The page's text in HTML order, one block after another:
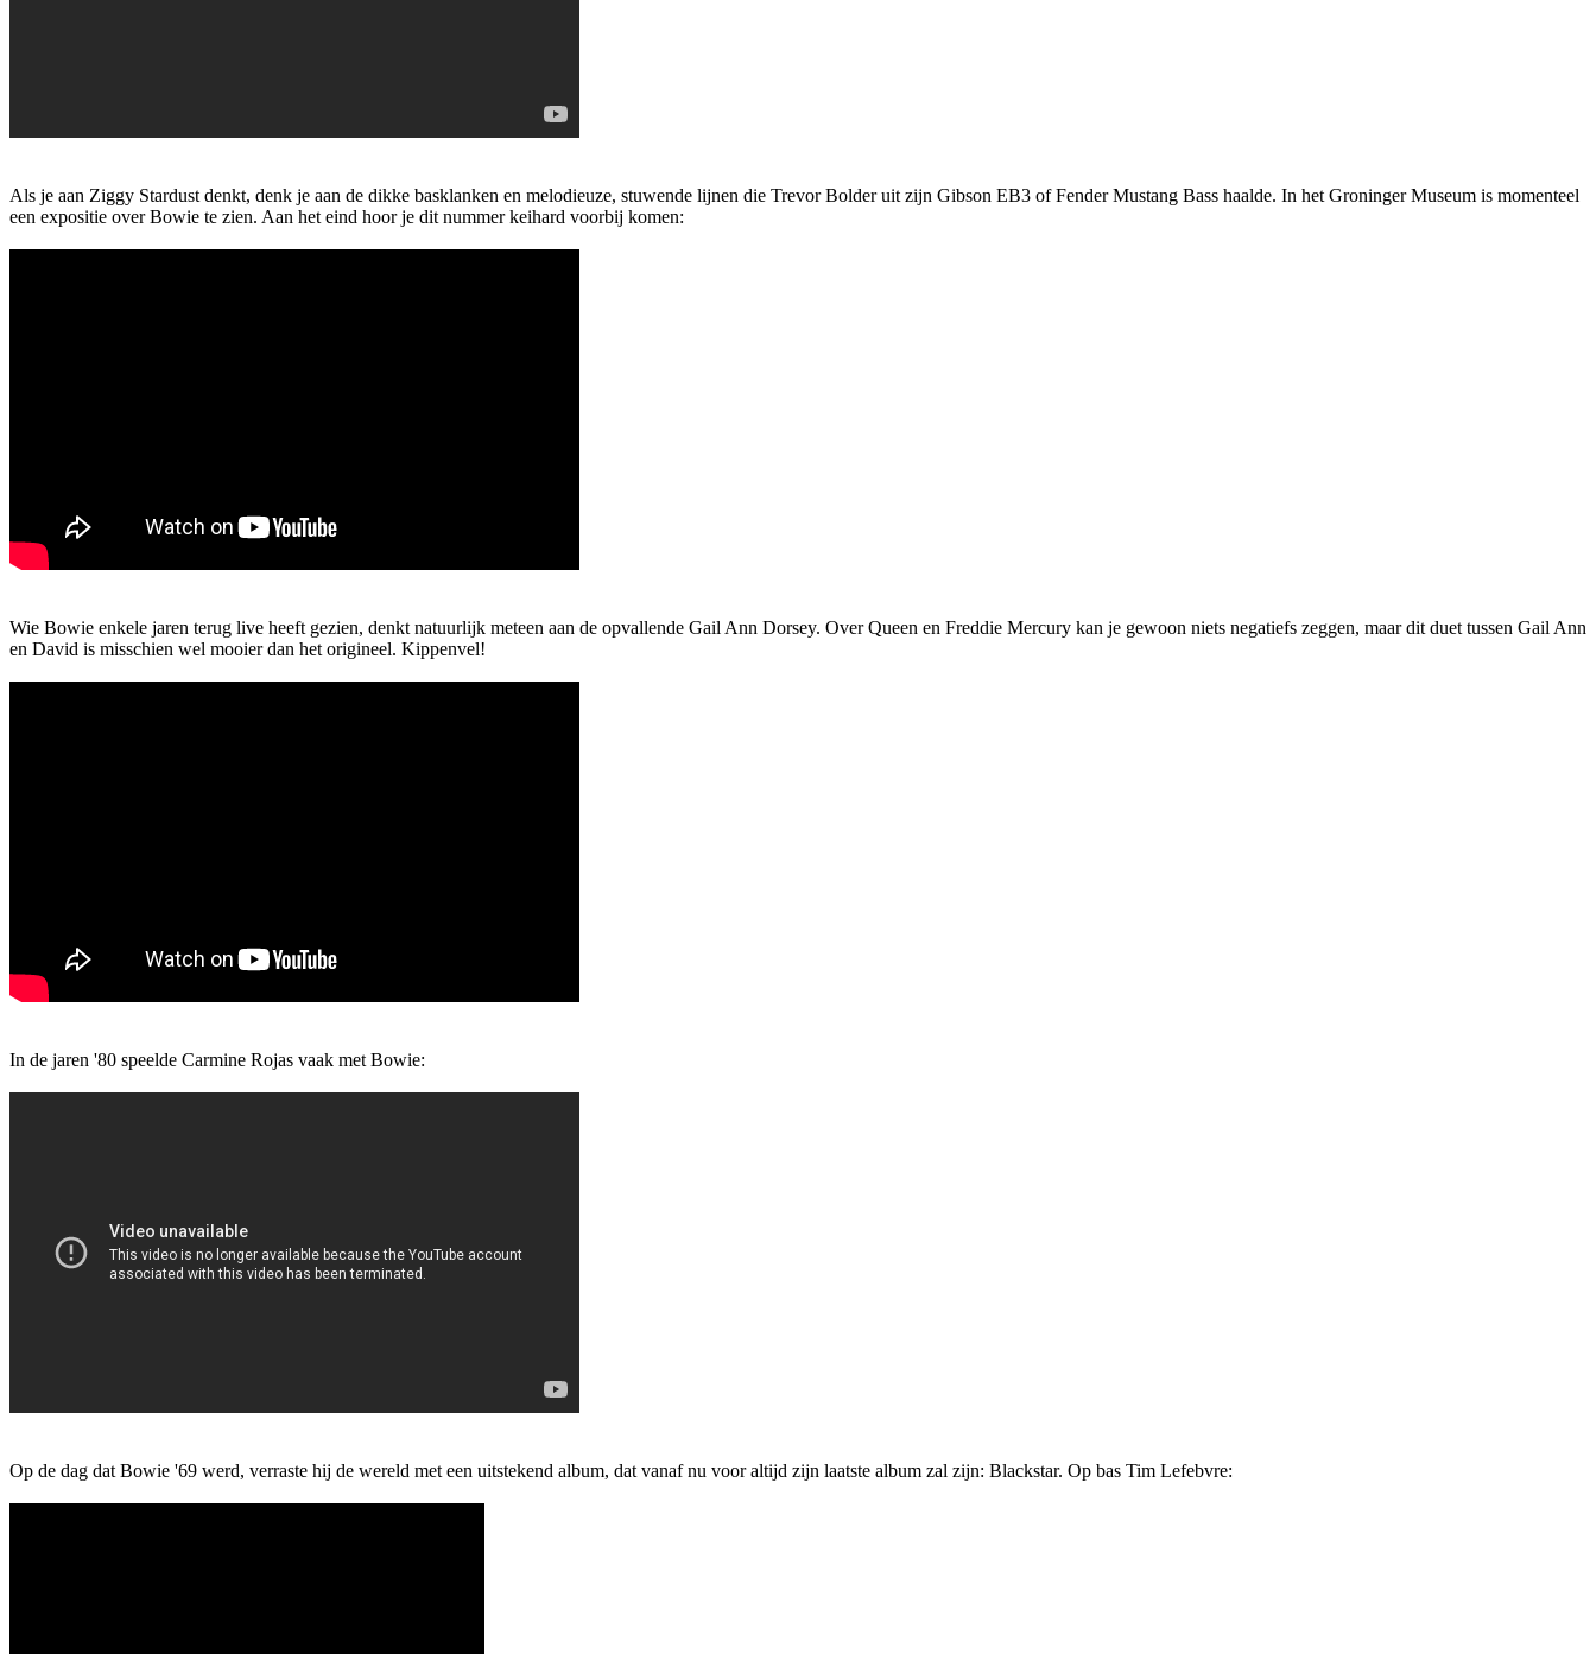
Als je aan Ziggy Stardust denkt, denk je aan de dikke basklanken en melodieuze, stuwende lijnen die Trevor Bolder uit zijn Gibson EB3 of Fender Mustang Bass haalde. In het Groninger Museum is momenteel
een expositie over Bowie te zien. Aan het eind hoor je dit nummer keihard voorbij komen:
Wie Bowie enkele jaren terug live heeft gezien, denkt natuurlijk meteen aan de opvallende Gail Ann Dorsey. Over Queen en Freddie Mercury kan je gewoon niets negatiefs zeggen, maar dit duet tussen Gail Ann
en David is misschien wel mooier dan het origineel. Kippenvel!
In de jaren '80 speelde Carmine Rojas vaak met Bowie:
Op de dag dat Bowie '69 werd, verraste hij de wereld met een uitstekend album, dat vanaf nu voor altijd zijn laatste album zal zijn: Blackstar. Op bas Tim Lefebvre: